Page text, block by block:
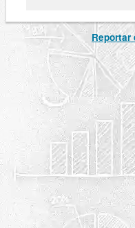
Reportar